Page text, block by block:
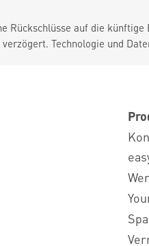
Rückschlüsse auf die künftige
Technologie und